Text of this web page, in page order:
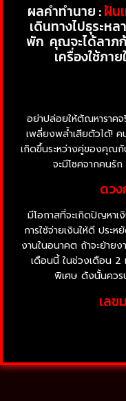
ผลคำทำนาย :ฝัน
เดินทางไปธุระห
พัก คุณจะได้ลาภ
เครื่องใช้ภ
อย่าปล่อยให้ตัณหาราคจ
เพลี่ยงพล้ำเสียตัวได้! ค
เกิดขึ้นระหว่างคู่ของคุ
จะมีโชคจากคนรั
ดวง
มีโอกาสที่จะเกิดปัญหาเ
การใช้จ่ายเงินให้ดี ประ
งานในอนาคต ถ้าจะย้ายง
เดือนนี้ ในช่วงเดือน
พิเศษ ดังนั้นควร
เลข